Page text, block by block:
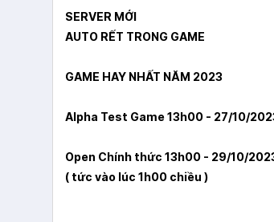
SERVER MỚI
AUTO RẾT TRONG GAME
GAME HAY NHẤT NĂM 2023
Alpha Test Game 13h00 - 27/10/
Open Chính thức 13h00 - 29/10/
( tức vào lúc 1h00 chiều )